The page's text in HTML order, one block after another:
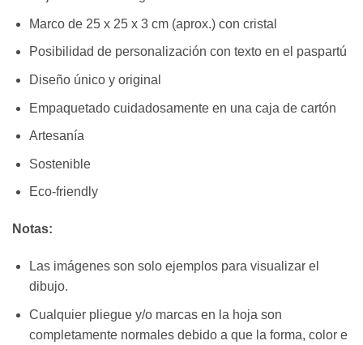
Marco de 25 x 25 x 3 cm (aprox.) con cristal
Posibilidad de personalización con texto en el paspartú
Diseño único y original
Empaquetado cuidadosamente en una caja de cartón
Artesanía
Sostenible
Eco-friendly
Notas:
Las imágenes son solo ejemplos para visualizar el
dibujo.
Cualquier pliegue y/o marcas en la hoja son
completamente normales debido a que la forma, color e